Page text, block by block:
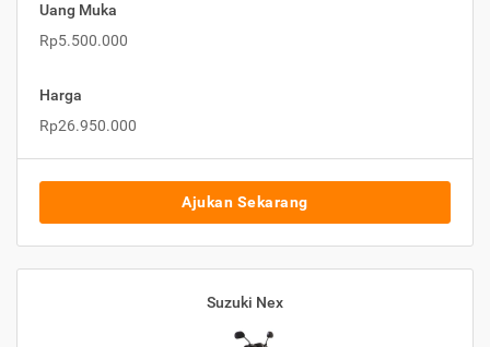
Uang Muka
Rp5.500.000
Harga
Rp26.950.000
Ajukan Sekarang
Suzuki Nex